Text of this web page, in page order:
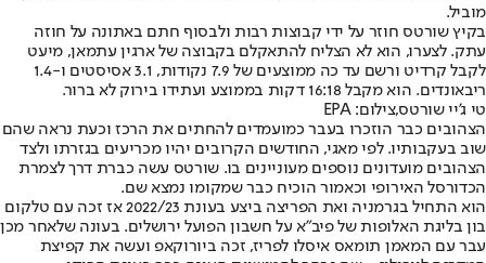
מוביל.
בקיץ שורטס חוזר על ידי קבוצות רבות ולבסוף חתם באתונה על חוזה
עתק. לצערו, הוא לא הצליח להתאקלם בקבוצה של ארגין עתמאן, מיעט
לקבל קרדיט ורשם עד כה ממוצעים של 7.9 נקודות, 3.1 אסיסטים ו-1.4
ריבאונדים. הוא מקבל 16:18 דקות בממוצע ועתידו בירוק לא ברור.
טי ג'יי שורטס,צילום: EPA
הצהובים כבר הוזכרו בעבר כמועמדים להחתים את הרכז וכעת נראה שהם
שוב בעקבותיו. לפי מאגי, החודשים הקרובים יהיו מכריעים בגזרתו ולצד
הצהובים מועדונים נוספים מעוניינים בו. שורטס עשה כברת דרך לצמרת
הכדורסל האירופי וכאמור הוכיח כבר שמקומו נמצא שם.
הוא התחיל בגרמניה ואת הפריצה ביצע בעונת 2022/23 אז זכה עם טלקום
בון בליגת האלופות של פיב"א על חשבון הפועל ירושלים. בעונה שלאחר מכן
עבר עם המאמן תומאס איסלו לפריז, זכה ביורוקאפ ועשה את קפיצת